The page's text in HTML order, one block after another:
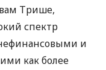
Трише,
спектр
и
как более